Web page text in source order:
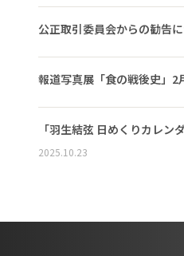
公正取引委員会からの勧告
報道写真展「食の戦後史」2
「羽生結弦 日めくりカレン
2025.10.23